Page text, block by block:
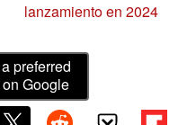
lanzamiento en 2024
preferred
Google